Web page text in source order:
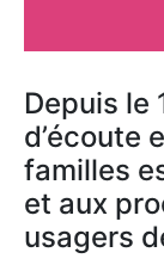
Depuis le
d’écoute
familles
et aux
usagers